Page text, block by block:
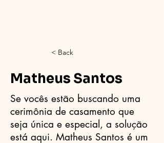
< Back
Matheus Santos
Se vocês estão buscando uma
cerimônia de casamento que
seja única e especial, a solução
está aqui. Matheus Santos é um